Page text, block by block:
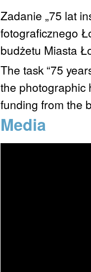
Zadanie „75 lat
fotograficznego
budżetu Miasta
The task “75
the photographic
funding from the
Media